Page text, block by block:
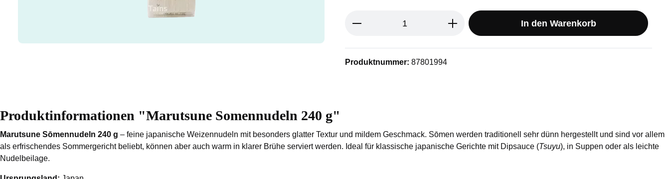
Produkt Anzahl: Gib den gewünschten Wert ein oder
In den Warenkorb
Produktnummer: 87801994
Produktinformationen "Marutsune Somennudeln 240 g"
Marutsune Sōmennudeln 240 g – feine japanische Weizennudeln mit besonders glatter Textur und mildem Geschmack. Sōmen werden traditionell sehr dünn hergestellt und sind vor allem
als erfrischendes Sommergericht beliebt, können aber auch warm in klarer Brühe serviert werden. Ideal für klassische japanische Gerichte mit Dipsauce (Tsuyu), in Suppen oder als leichte
Nudelbeilage.